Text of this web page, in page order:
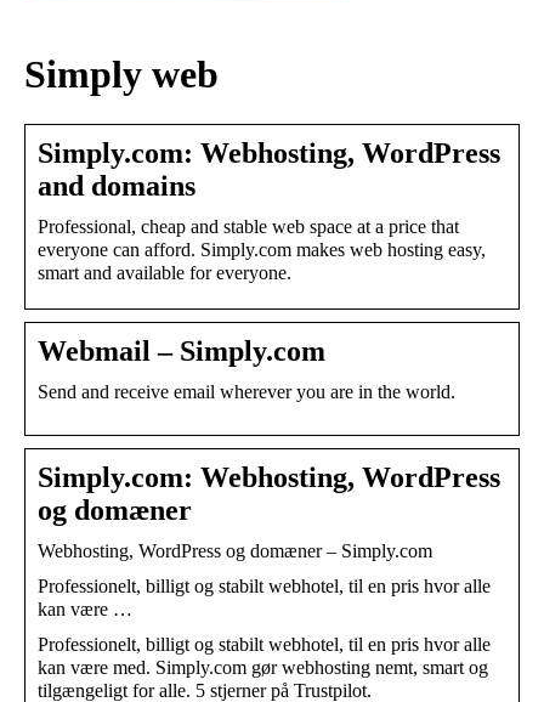
Simply web
Simply.com: Webhosting, WordPress
and domains
Professional, cheap and stable web space at a price that
everyone can afford. Simply.com makes web hosting easy,
smart and available for everyone.
Webmail – Simply.com
Send and receive email wherever you are in the world.
Simply.com: Webhosting, WordPress
og domæner
Webhosting, WordPress og domæner – Simply.com
Professionelt, billigt og stabilt webhotel, til en pris hvor alle
kan være …
Professionelt, billigt og stabilt webhotel, til en pris hvor alle
kan være med. Simply.com gør webhosting nemt, smart og
tilgængeligt for alle. 5 stjerner på Trustpilot.